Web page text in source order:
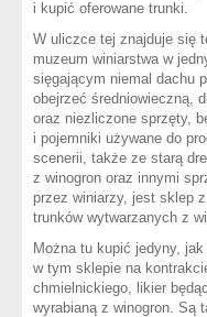
i kupić oferowane trunki.
W uliczce tej znajduje się
muzeum winiarstwa w
sięgającym niemal dachu
obejrzeć średniowieczną,
oraz niezliczone sprzęty,
i pojemniki używane do
scenerii, także ze starą
z winogron oraz innymi
przez winiarzy, jest sklep
trunków wytwarzanych z
Można tu kupić jedyny,
w tym sklepie na
chmielnickiego, likier
wyrabianą z winogron. Są